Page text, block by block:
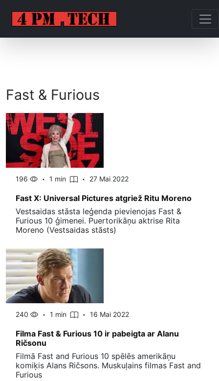
Fast & Furious
196 1 min 27 Mai 2022
Fast X: Universal Pictures atgriež Ritu Moreno
Vestsaidas stāsta leģenda pievienojas Fast &
Furious 10 ģimenei. Puertorikāņu aktrise Rita
Moreno (Vestsaidas stāsts)
240 1 min 16 Mai 2022
Filma Fast & Furious 10 ir pabeigta ar Alanu
Ričsonu
Filmā Fast and Furious 10 spēlēs amerikāņu
komiķis Alans Ričsons. Muskuļains filmas Fast and
Furious